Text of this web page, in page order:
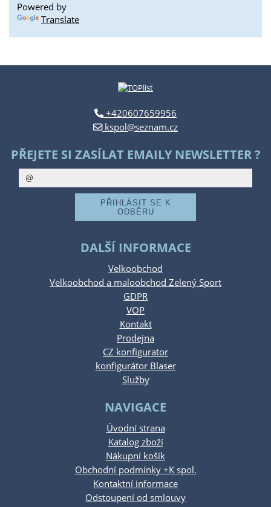
Powered by
Translate
+420607659956
kspol@seznam.cz
PŘEJETE SI ZASÍLAT EMAILY NEWSLETTER ?
DALŠÍ INFORMACE
Velkoobchod
Velkoobchod a maloobchod Zelený Sport
GDPR
VOP
Kontakt
Prodejna
CZ konfigurator
konfigurátor Blaser
Služby
NAVIGACE
Úvodní strana
Katalog zboží
Nákupní košík
Obchodní podmínky +K spol.
Kontaktní informace
Odstoupení od smlouvy